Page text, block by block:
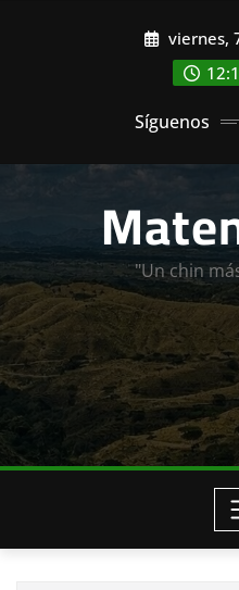
viernes,
Síguenos
"Un chin